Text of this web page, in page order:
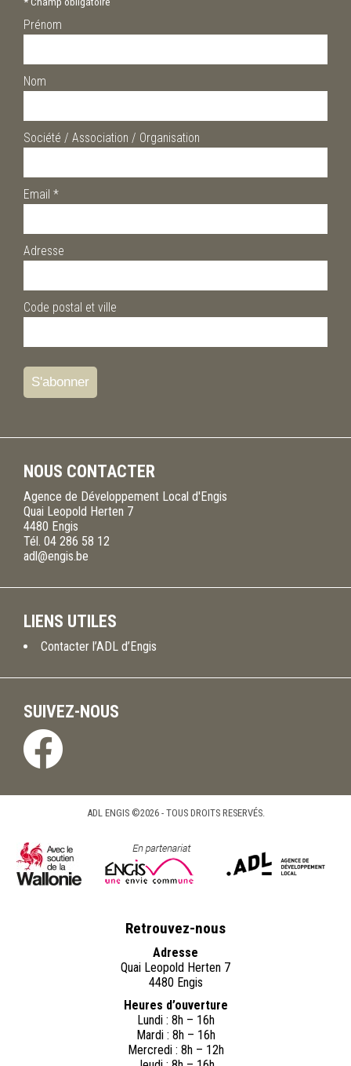
Prénom
Nom
Société / Association / Organisation
Email *
Adresse
Code postal et ville
NOUS CONTACTER
Agence de Développement Local d'Engis
Quai Leopold Herten 7
4480 Engis
Tél. 04 286 58 12
adl@engis.be
LIENS UTILES
Contacter l’ADL d’Engis
SUIVEZ-NOUS
ADL ENGIS ©2026 - TOUS DROITS RESERVÉS.
Retrouvez-nous
Adresse
Quai Leopold Herten 7
4480 Engis
Heures d’ouverture
Lundi : 8h – 16h
Mardi : 8h – 16h
Mercredi : 8h – 12h